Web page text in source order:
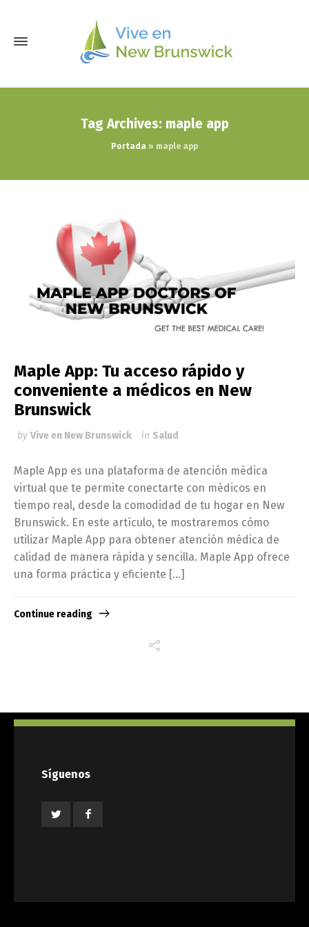
Tag Archives: maple app
Portada » maple app
Maple App: Tu acceso rápido y
conveniente a médicos en New
Brunswick
by Vive en New Brunswick in Salud
Maple App es una plataforma de atención médica
virtual que te permite conectarte con médicos en
tiempo real, desde la comodidad de tu hogar en New
Brunswick. En este artículo, te mostraremos cómo
utilizar Maple App para obtener atención médica de
calidad de manera rápida y sencilla. Maple App ofrece
una forma práctica y eficiente […]
Continue reading
Síguenos